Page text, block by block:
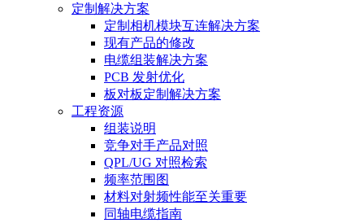
定制解决方案
定制相机模块互连解决方案
现有产品的修改
电缆组装解决方案
PCB 发射优化
板对板定制解决方案
工程资源
组装说明
竞争对手产品对照
QPL/UG 对照检索
频率范围图
材料对射频性能至关重要
同轴电缆指南